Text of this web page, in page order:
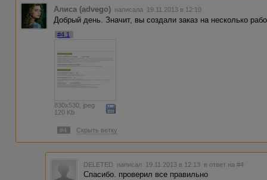
Алиса (advego) написала 19.11.2013 в 12:10
Добрый день. Значит, вы создали заказ на несколько
#4.1
830x530, jpeg
120 Kb
#4 Скрыть ветку
DELETED написал 19.11.2013 в 12:13 в ответ на #4
Спасибо. проверил все правильно